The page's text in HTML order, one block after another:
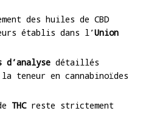
des huiles de CBD
établis dans l’Union
détaillés
teneur en cannabinoïdes
THCreste strictement